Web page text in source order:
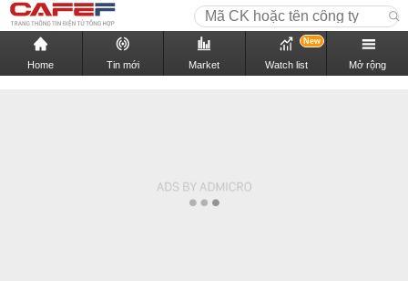
Home Tin mới Market Watch list
New
Mở rộng